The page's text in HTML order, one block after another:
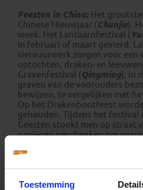
Toestemming
Feesten in China: Het grootste
Chinese Nieuwjaar (Chunjie).
week. Het Lantaarnfestival (
in februari of maart gevierd.
siervuurwerk zorgen voor een
optochten, draken- en
Gravenfestival (Qingming), in
graven van de voorouders
bewijzen, te vergelijken met
Op het Drakenbootfeest
gehouden. Tijdens het festival
Geesten stookt men op straat
papieren geschenken om
Het Maanfestival is een
de gewoonte op deze dag
Drukte met feestdagen:
Houd